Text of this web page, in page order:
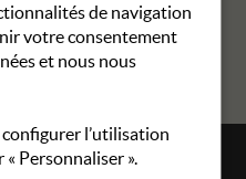
de navigation
votre consentement
et nous nous
l’utilisation
Personnaliser ».